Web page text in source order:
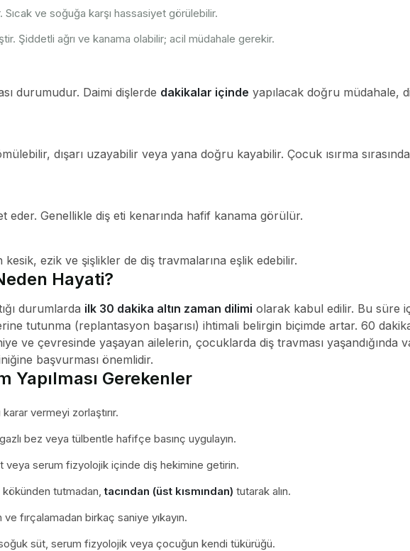
Sıcak ve soğuğa karşı hassasiyet görülebilir.
Şiddetli ağrı ve kanama olabilir; acil müdahale gerekir.
durumudur. Daimi dişlerde dakikalar içinde yapılacak doğru müdahale,
dışarı uzayabilir veya yana doğru kayabilir. Çocuk ısırma
Genellikle diş eti kenarında hafif kanama görülür.
ezik ve şişlikler de diş travmalarına eşlik edebilir.
Hayati?
durumlarda ilk 30 dakika altın zaman dilimi olarak kabul edilir. Bu süre
tutunma (replantasyon başarısı) ihtimali belirgin biçimde artar. 60
ve çevresinde yaşayan ailelerin, çocuklarda diş travması yaşandığında
başvurması önemlidir.
Yapılması Gerekenler
vermeyi zorlaştırır.
bez veya tülbentle hafifçe basınç uygulayın.
veya serum fizyolojik içinde diş hekimine getirin.
kökünden tutmadan,tacından (üst kısmından) tutarak alın.
fırçalamadan birkaç saniye yıkayın.
süt, serum fizyolojik veya çocuğun kendi tükürüğü.